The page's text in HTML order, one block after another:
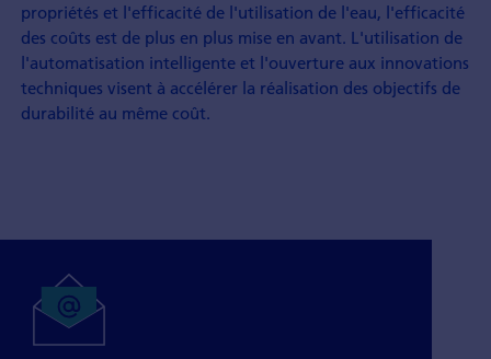
propriétés et l'efficacité de l'utilisation de l'eau, l'efficacité
des coûts est de plus en plus mise en avant. L'utilisation de
l'automatisation intelligente et l'ouverture aux innovations
techniques visent à accélérer la réalisation des objectifs de
durabilité au même coût.